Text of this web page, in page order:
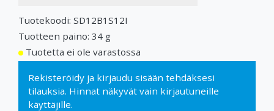
Tuotekoodi: SD12B1S12I
Tuotteen paino: 34 g
Tuotetta ei ole varastossa
Rekisteröidy ja kirjaudu sisään tehdäksesi
tilauksia. Hinnat näkyvät vain kirjautuneille
käyttäjille.